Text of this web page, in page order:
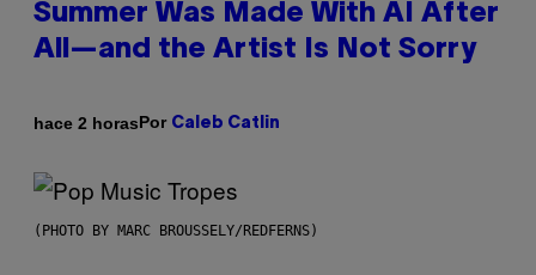
Summer Was Made With AI After
All—and the Artist Is Not Sorry
hace 2 horasPor Caleb Catlin
(PHOTO BY MARC BROUSSELY/REDFERNS)